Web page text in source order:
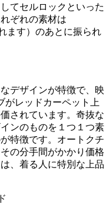
てセルロックといった
ぞれの素材は
ます）のあとに振られ
デザインが特徴で、映
がレッドカーペット上
されています。奇抜な
ンのものを１つ１つ素
特徴です。オートクチ
の分手間がかかり価格
、着る人に特別な上品